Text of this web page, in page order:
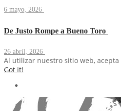
6 mayo, 2026
De Justo Rompe a Bueno Toro
26 abril, 2026
Al utilizar nuestro sitio web,
Got it!